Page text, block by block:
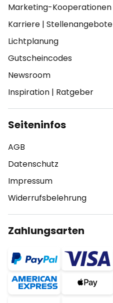
Marketing-Kooperationen
Karriere | Stellenangebote
Lichtplanung
Gutscheincodes
Newsroom
Inspiration | Ratgeber
Seiteninfos
AGB
Datenschutz
Impressum
Widerrufsbelehrung
Zahlungsarten